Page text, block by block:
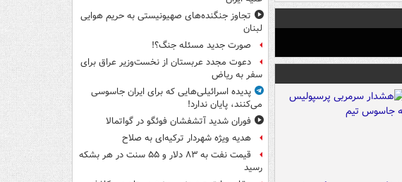
تجاوز جنگنده‌های صهیونیستی به حریم هوایی
لبنان
صورت جدید مسئله جنگ؟!
دعوت مجدد عربستان از نخست‌وزیر عراق برای
سفر به ریاض
پدیده اسرائیلی‌هایی که برای ایران جاسوسی
می‌کنند، پایان ندارد!
فوران شدید آتشفشان فوئگو در گواتمالا
هدیه ویژه شهردار ترکیه‌ای به صلاح
قیمت نفت به ۸۳ دلار و ۵۵ سنت در هر بشکه
رسید